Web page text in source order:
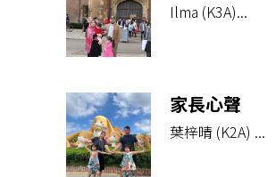
Ilma (K3A)...
家長心聲
葉梓晴 (K2A) ...